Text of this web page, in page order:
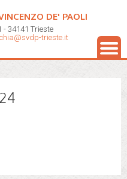
DE' PAOLI
- 34141 Trieste
trieste.it